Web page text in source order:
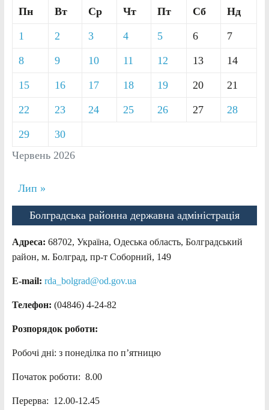
Червень 2026
Пн Вт Ср Чт Пт Сб Нд
1 2 3 4 5 6 7
8 9 10 11 12 13 14
15 16 17 18 19 20 21
22 23 24 25 26 27 28
29 30
Лип »
Болградська районна державна адміністрація
Адреса: 68702, Україна, Одеська область, Болградський
район, м. Болград, пр-т Соборний, 149
E-mail: rda_bolgrad@od.gov.ua
Телефон: (04846) 4-24-82
Розпорядок роботи:
Робочі дні: з понеділка по п’ятницю
Початок роботи: 8.00
Перерва: 12.00-12.45